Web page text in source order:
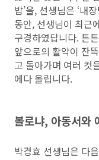
밥’을, 선생님은 ‘내
동안, 선생님이 최근
구경하였답니다. 튼
앞으로의 활약이 잔
고 돌아가며 여러 컷
에다 올립니다.
볼로냐, 아동서와
박경효 선생님은 다